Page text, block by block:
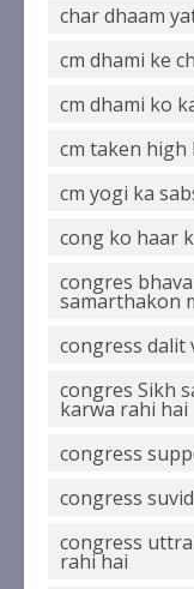
char dhaam
cm dhami ke
cm dhami ko
cm taken high
cm yogi ka
cong ko haar
congres
samarthakon
congress dalit
congres Sikh
karwa rahi hai
congress
congress
congress
rahi hai